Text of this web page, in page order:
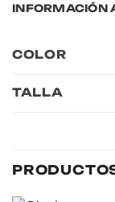
INFORMACIÓN
COLOR
TALLA